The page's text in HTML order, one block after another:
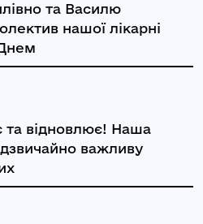
та Василю
нашої лікарні
та відновлює! Наша
важливу